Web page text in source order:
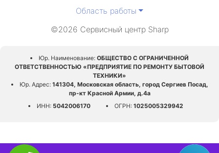
Область работы
©2026 Сервисный центр Sharp
Юр. Наименование: ОБЩЕСТВО С ОГРАНИЧЕННОЙ
ОТВЕТСТВЕННОСТЬЮ «ПРЕДПРИЯТИЕ ПО РЕМОНТУ БЫТОВОЙ
ТЕХНИКИ»
Юр. Адрес:141304, Московская область, город Сергиев Посад,
пр-кт Красной Армии, д.4а
ИНН:5042006170 ОГРН:1025005329942